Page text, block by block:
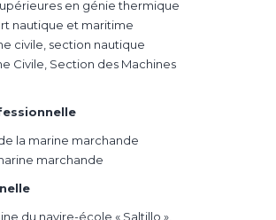
en génie thermique
nautique et maritime
civile, section nautique
Civile, Section des Machines
la marine marchande
marchande
du navire-école « Saltillo »,